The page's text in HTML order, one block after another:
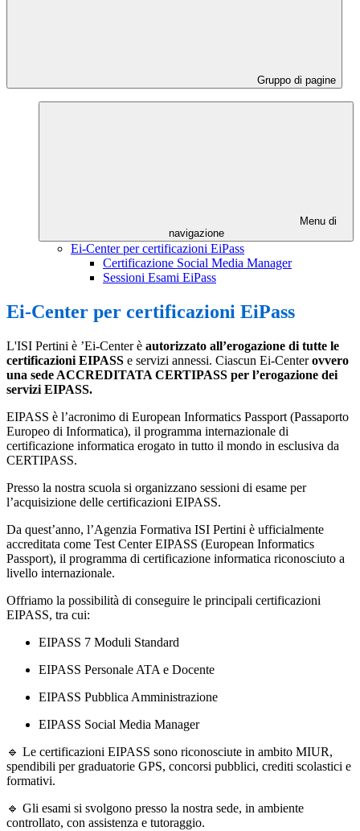
Gruppo di pagine
Menu di
navigazione
Ei-Center per certificazioni EiPass
Certificazione Social Media Manager
Sessioni Esami EiPass
Ei-Center per certificazioni EiPass
L'ISI Pertini è ’Ei-Center è autorizzato all’erogazione di tutte le
certificazioni EIPASS e servizi annessi. Ciascun Ei-Centerovvero
una sede ACCREDITATA CERTIPASS per l’erogazione dei
servizi EIPASS.
EIPASS è l’acronimo di European Informatics Passport (Passaporto
Europeo di Informatica), il programma internazionale di
certificazione informatica erogato in tutto il mondo in esclusiva da
CERTIPASS.
Presso la nostra scuola si organizzano sessioni di esame per
l’acquisizione delle certificazioni EIPASS.
Da quest’anno, l’Agenzia Formativa ISI Pertini è ufficialmente
accreditata come Test Center EIPASS (European Informatics
Passport), il programma di certificazione informatica riconosciuto a
livello internazionale.
Offriamo la possibilità di conseguire le principali certificazioni
EIPASS, tra cui:
EIPASS 7 Moduli Standard
EIPASS Personale ATA e Docente
EIPASS Pubblica Amministrazione
EIPASS Social Media Manager
🔹 Le certificazioni EIPASS sono riconosciute in ambito MIUR,
spendibili per graduatorie GPS, concorsi pubblici, crediti scolastici e
formativi.
🔹 Gli esami si svolgono presso la nostra sede, in ambiente
controllato, con assistenza e tutoraggio.